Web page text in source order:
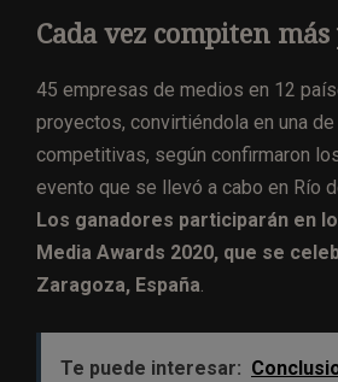
Cada vez compiten
45 empresas de medios en 12
proyectos, convirtiéndola en una
competitivas, según confirmaron
evento que se llevó a cabo en Río
Los ganadores participarán en
Media Awards 2020, que se
Zaragoza, España.
Te puede interesar: